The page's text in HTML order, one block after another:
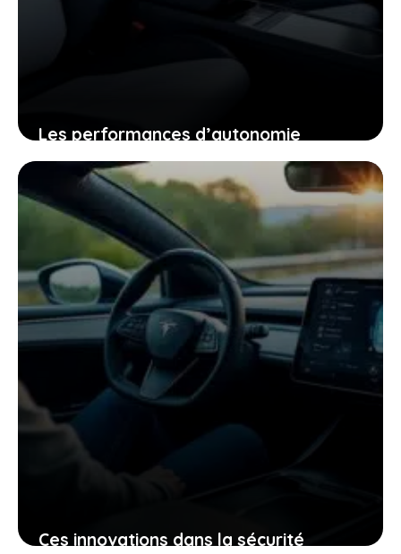
Les performances d’autonomie
autoroutière du tesla model y qui vont
changer votre regard sur la voiture
électrique
25 janvier 2026
Ces innovations dans la sécurité